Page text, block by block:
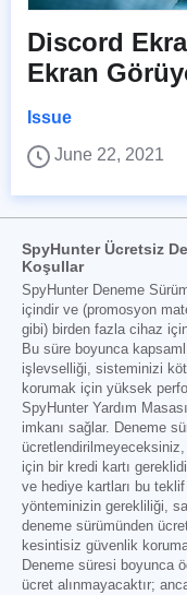
Discord
Ekran
Issue
June 22, 2021
SpyHunter Ücretsiz
Koşullar
SpyHunter Deneme
içindir ve (promosyon
gibi) birden fazla cihaz
Bu süre boyunca
işlevselliği, sisteminizi
korumak için yüksek
SpyHunter Yardım
imkanı sağlar. Deneme
için bir kredi kartı
ve hediye kartları bu
yönteminizin gerekliliği,
deneme sürümünden
kesintisiz güvenlik
Deneme süresi boyunca
ücret alınmayacaktır;